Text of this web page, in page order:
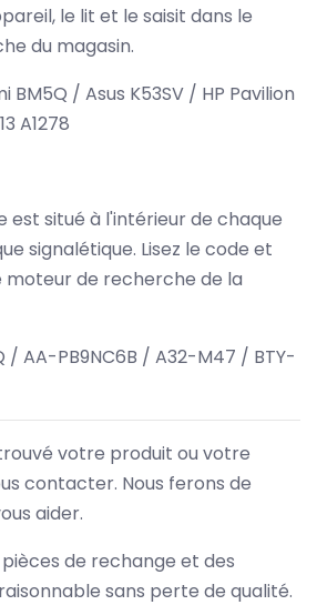
le lit et le saisit dans le
du magasin.
BM5Q / Asus K53SV / HP Pavilion
A1278
est situé à l'intérieur de chaque
signalétique. Lisez le code et
moteur de recherche de la
/ AA-PB9NC6B / A32-M47 / BTY-
votre produit ou votre
contacter. Nous ferons de
aider.
pièces de rechange et des
sans perte de qualité.